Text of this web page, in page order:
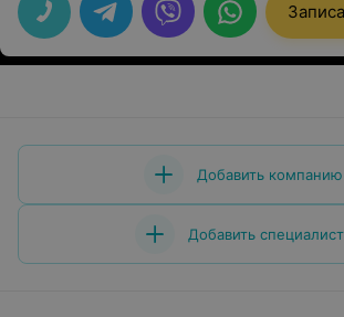
Добавить компанию
Добавить